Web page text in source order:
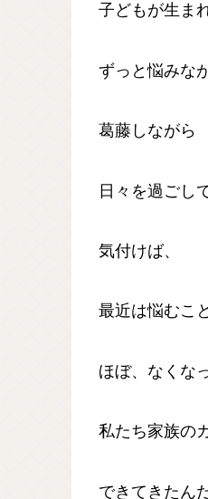
子どもが生ま
ずっと悩みな
葛藤しながら
日々を過ごし
気付けば、
最近は悩むこ
ほぼ、なくな
私たち家族の
できてきたん